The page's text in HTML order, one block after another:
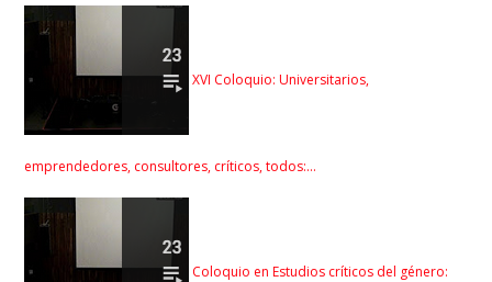
XVI Coloquio: Universitarios,
emprendedores, consultores, críticos, todos:…
Coloquio en Estudios críticos del género: